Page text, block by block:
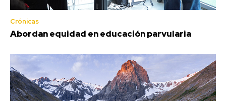
Crónicas
Abordan equidad en educación parvularia